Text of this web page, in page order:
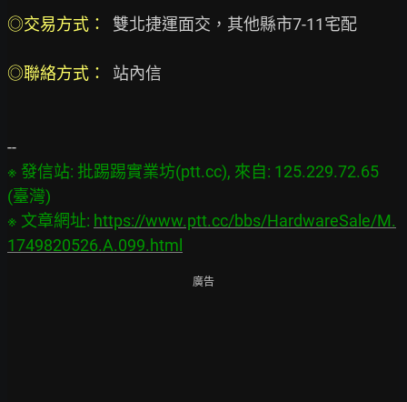
◎交易方式： 雙北捷運面交，其他縣市7-11宅配
◎聯絡方式：
  站內信
※ 發信站: 批踢踢實業坊(ptt.cc), 來自: 125.229.72.65
(臺灣)
※ 文章網址: https://www.ptt.cc/bbs/HardwareSale/M.
1749820526.A.099.html
廣告